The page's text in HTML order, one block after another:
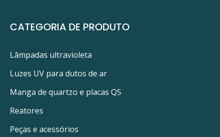
CATEGORIA DE PRODUTO
Lâmpadas ultravioleta
Luzes UV para dutos de ar
Manga de quartzo e placas QS
Reatores
Peças e acessórios